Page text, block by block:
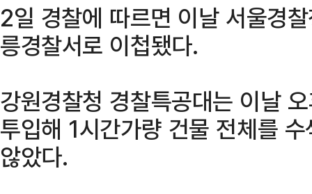
2일 경찰에 따르면 이날 서울경
릉경찰서로 이첩됐다.
강원경찰청 경찰특공대는 이날
투입해 1시간가량 건물 전체를
않았다.